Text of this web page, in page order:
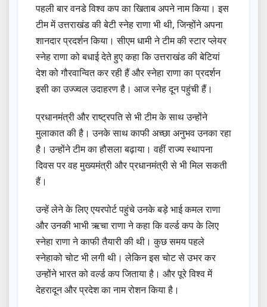
पहली बार वनडे विश्व कप का खिताब अपने नाम किया। इस
टीम में उत्तराखंड की बेटी स्नेह राणा भी थी, जिन्होंने अपना
शानदार प्रदर्शन किया। सीएम धामी ने टीम की स्टार प्लेयर
स्नेह राणा को बधाई देते हुए कहा कि उत्तराखंड की बेटियां
देश को गौरवान्वित कर रही हैं और स्नेहा राणा का प्रदर्शन
इसी का उज्ज्वल उदाहरण है। आज स्नेह दून पहुंची हैं।
प्रधानमंत्री और राष्ट्रपति से भी टीम के साथ उन्होंने
मुलाकात की है। उनके साथ काफी अच्छा अनुभव उनका रहा
है। उन्होंने टीम का हौसला बढ़ाया। वहीं राज्य स्थापना
दिवस पर वह मुख्यमंत्री और प्रधानमंत्री से भी मिल सकती
हैं।
उन्हें लेने के लिए एयरपोर्ट पहुंचे उनके बड़े भाई कमल राणा
और उनकी भाभी ऋचा राणा ने कहा कि वर्ल्ड कप के लिए
स्नेहा राणा ने काफी तैयारी की थी। कुछ समय पहले
स्नेहाको चोट भी लगी थी। लेकिन इस चोट से उभर कर
उन्होंने भारत को वर्ल्ड कप जिताया है। और पूरे विश्व में
देहरादून और प्रदेश का नाम रोशन किया है।